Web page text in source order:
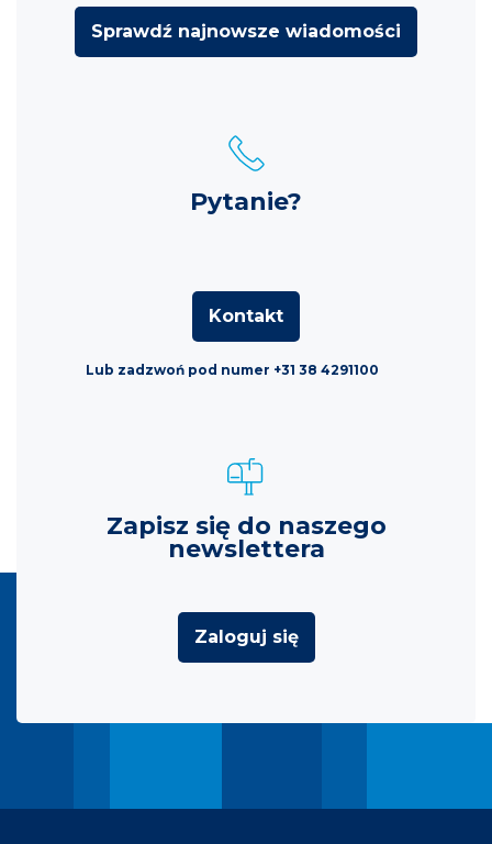
Sprawdź najnowsze wiadomości
Pytanie?
Kontakt
Lub zadzwoń pod numer +31 38 4291100
Zapisz się do naszego
newslettera
Zaloguj się